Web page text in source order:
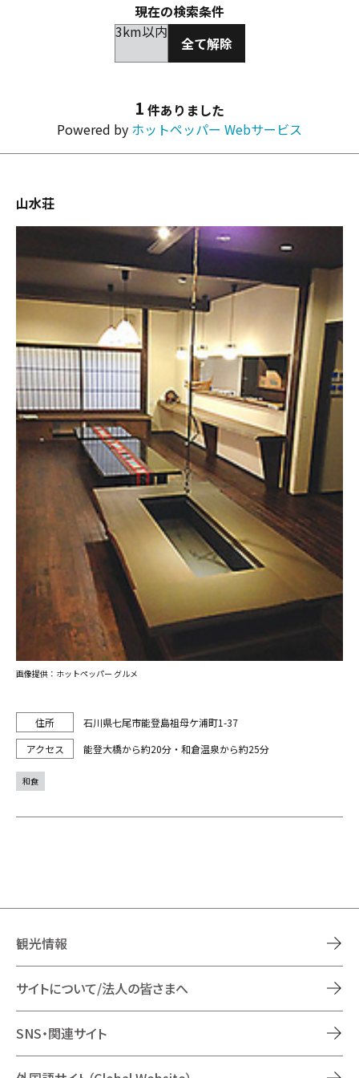
現在の検索条件
3km以内
全て解除
1 件ありました
Powered by ホットペッパー Webサービス
山水荘
石川県七尾市能登島祖母ケ浦町1-37
能登大橋から約20分・和倉温泉から約25分
画像提供：ホットペッパー グルメ
和食
観光情報
サイトについて/法人の皆さまへ
SNS・関連サイト